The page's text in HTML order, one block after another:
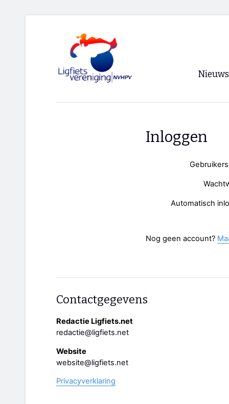
Nieuws
Inloggen
Automatisch
Nog geen account?
Contactgegevens
Redactie Ligfiets.net
redactie@ligfiets.net
Website
website@ligfiets.net
Privacyverklaring